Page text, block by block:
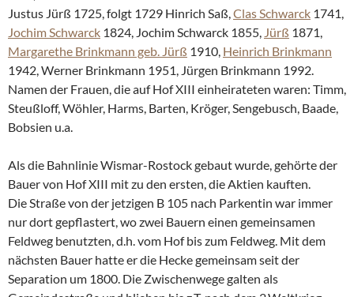
Justus Jürß 1725, folgt 1729 Hinrich Saß,Clas Schwarck 1741,
Jochim Schwarck 1824, Jochim Schwarck 1855, Jürß 1871,
Margarethe Brinkmann geb. Jürß 1910, Heinrich Brinkmann
1942, Werner Brinkmann 1951, Jürgen Brinkmann 1992.
Namen der Frauen, die auf Hof XIII einheirateten waren: Timm,
Steußloff, Wöhler, Harms, Barten, Kröger, Sengebusch, Baade,
Bobsien u.a.
Als die Bahnlinie Wismar-Rostock gebaut wurde, gehörte der
Bauer von Hof XIII mit zu den ersten, die Aktien kauften.
Die Straße von der jetzigen B 105 nach Parkentin war immer
nur dort gepflastert, wo zwei Bauern einen gemeinsamen
Feldweg benutzten, d.h. vom Hof bis zum Feldweg. Mit dem
nächsten Bauer hatte er die Hecke gemeinsam seit der
Separation um 1800. Die Zwischenwege galten als